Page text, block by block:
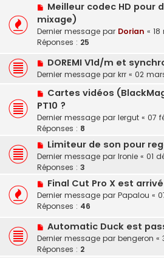
Meilleur codec HD pour
mixage)
Dernier message par Dorian « 18
Réponses : 25
DOREMI V1d/m et
Dernier message par krr « 02
Cartes vidéos
PT10 ?
Dernier message par lergut « 07
Réponses : 8
Limiteur de son pour
Dernier message par Ironie « 01
Réponses : 3
Final Cut Pro X est arrivé
Dernier message par Papalou «
Réponses : 46
Automatic Duck est
Dernier message par bengeron «
Réponses : 2